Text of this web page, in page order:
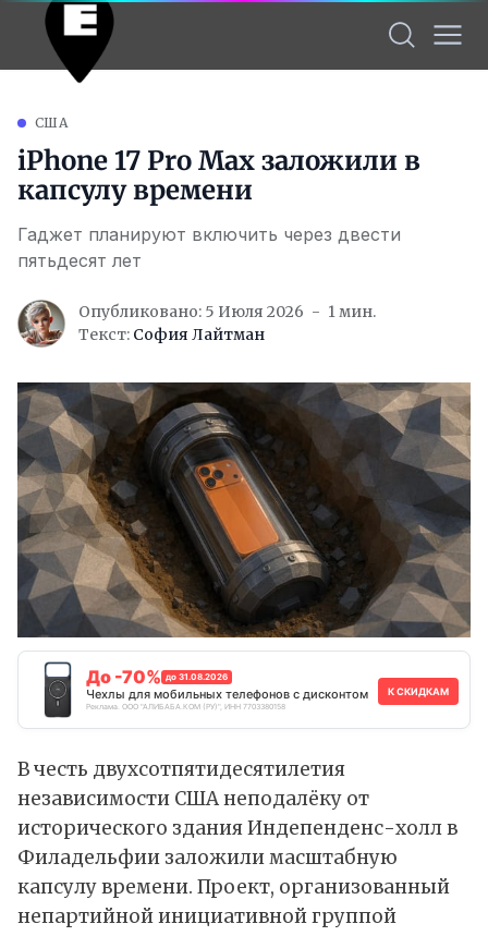
США
iPhone 17 Pro Max заложили в
капсулу времени
Гаджет планируют включить через двести
пятьдесят лет
Опубликовано: 5 Июля 2026
1 мин.
Текст: София Лайтман
До -70% до 31.08.2026
Чехлы для мобильных телефонов с дисконтом
Реклама. ООО "АЛИБАБА.КОМ (РУ)", ИНН 7703380158
К СКИДКАМ
В честь двухсотпятидесятилетия
независимости США неподалёку от
исторического здания Индепенденс-холл в
Филадельфии заложилимасштабную
капсулу времени. Проект, организованный
непартийной инициативной группой